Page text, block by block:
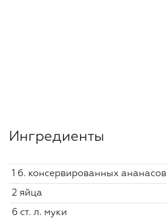
Ингредиенты
1 б. консервированных ананасов
2 яйца
6 ст. л. муки